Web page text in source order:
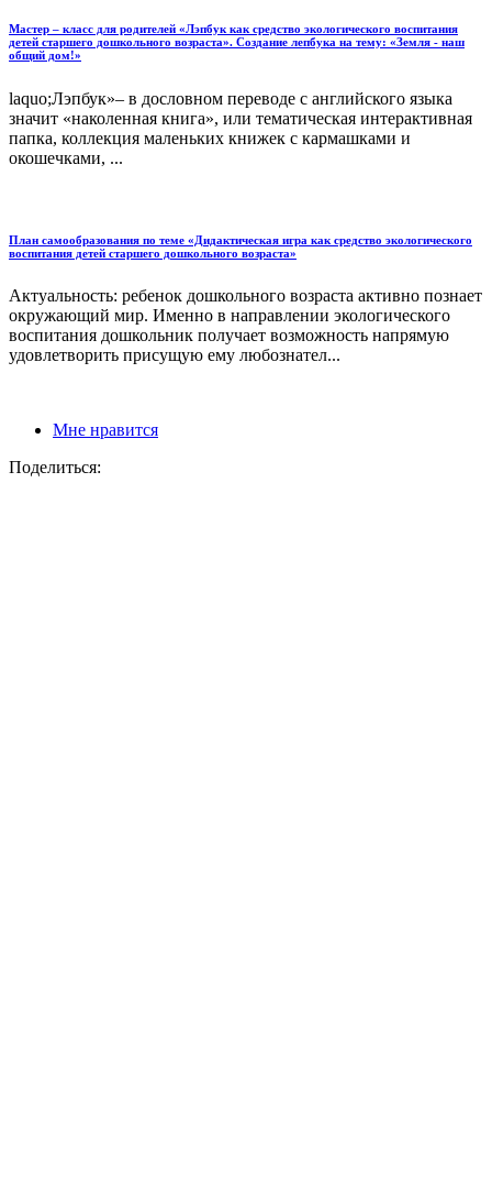
Мастер – класс для родителей «Лэпбук как средство экологического воспитания
детей старшего дошкольного возраста». Создание лепбука на тему: «Земля - наш
общий дом!»
laquo;Лэпбук»– в дословном переводе с английского языка
значит «наколенная книга», или тематическая интерактивная
папка, коллекция маленьких книжек с кармашками и
окошечками, ...
План самообразования по теме «Дидактическая игра как средство экологического
воспитания детей старшего дошкольного возраста»
Актуальность: ребенок дошкольного возраста активно познает
окружающий мир. Именно в направлении экологического
воспитания дошкольник получает возможность напрямую
удовлетворить присущую ему любознател...
Мне нравится
Поделиться: